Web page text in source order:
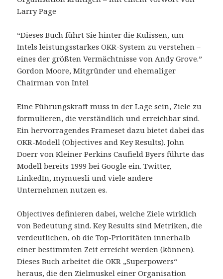
Larry Page
“Dieses Buch führt Sie hinter die Kulissen, um
Intels leistungsstarkes OKR-System zu verstehen –
eines der größten Vermächtnisse von Andy Grove.”
Gordon Moore, Mitgründer und ehemaliger
Chairman von Intel
Eine Führungskraft muss in der Lage sein, Ziele zu
formulieren, die verständlich und erreichbar sind.
Ein hervorragendes Frameset dazu bietet dabei das
OKR-Modell (Objectives and Key Results). John
Doerr von Kleiner Perkins Caufield Byers führte das
Modell bereits 1999 bei Google ein. Twitter,
LinkedIn, mymuesli und viele andere
Unternehmen nutzen es.
Objectives definieren dabei, welche Ziele wirklich
von Bedeutung sind. Key Results sind Metriken, die
verdeutlichen, ob die Top-Prioritäten innerhalb
einer bestimmten Zeit erreicht werden (können).
Dieses Buch arbeitet die OKR „Superpowers“
heraus, die den Zielmuskel einer Organisation